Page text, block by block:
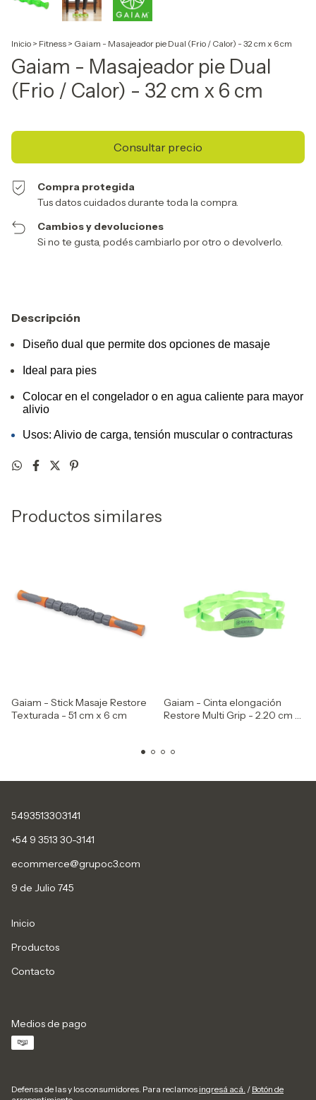
Inicio > Fitness > Gaiam - Masajeador pie Dual (Frio / Calor) - 32 cm x 6 cm
Gaiam - Masajeador pie Dual
(Frio / Calor) - 32 cm x 6 cm
Compra protegida
Tus datos cuidados durante toda la compra.
Cambios y devoluciones
Si no te gusta, podés cambiarlo por otro o devolverlo.
Descripción
Diseño dual que permite dos opciones de masaje
Ideal para pies
Colocar en el congelador o en agua caliente para mayor
alivio
Usos: Alivio de carga, tensión muscular o contracturas
Productos similares
Gaiam - Stick Masaje Restore
Texturada - 51 cm x 6 cm
Gaiam - Cinta elongación
Restore Multi Grip - 2.20 cm x
5493513303141
+54 9 3513 30-3141
ecommerce@grupoc3.com
9 de Julio 745
Inicio
Productos
Contacto
Medios de pago
Defensa de las y los consumidores. Para reclamos ingresá acá. / Botón de